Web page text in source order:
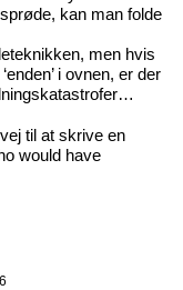
kan man folde
men hvis
i ovnen, er der
til at skrive en
would have